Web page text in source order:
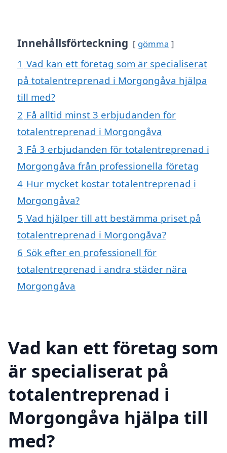
Innehållsförteckning gömma
1 Vad kan ett företag som är specialiserat
på totalentreprenad i Morgongåva hjälpa
till med?
2 Få alltid minst 3 erbjudanden för
totalentreprenad i Morgongåva
3 Få 3 erbjudanden för totalentreprenad i
Morgongåva från professionella företag
4 Hur mycket kostar totalentreprenad i
Morgongåva?
5 Vad hjälper till att bestämma priset på
totalentreprenad i Morgongåva?
6 Sök efter en professionell för
totalentreprenad i andra städer nära
Morgongåva
Vad kan ett företag som
är specialiserat på
totalentreprenad i
Morgongåva hjälpa till
med?